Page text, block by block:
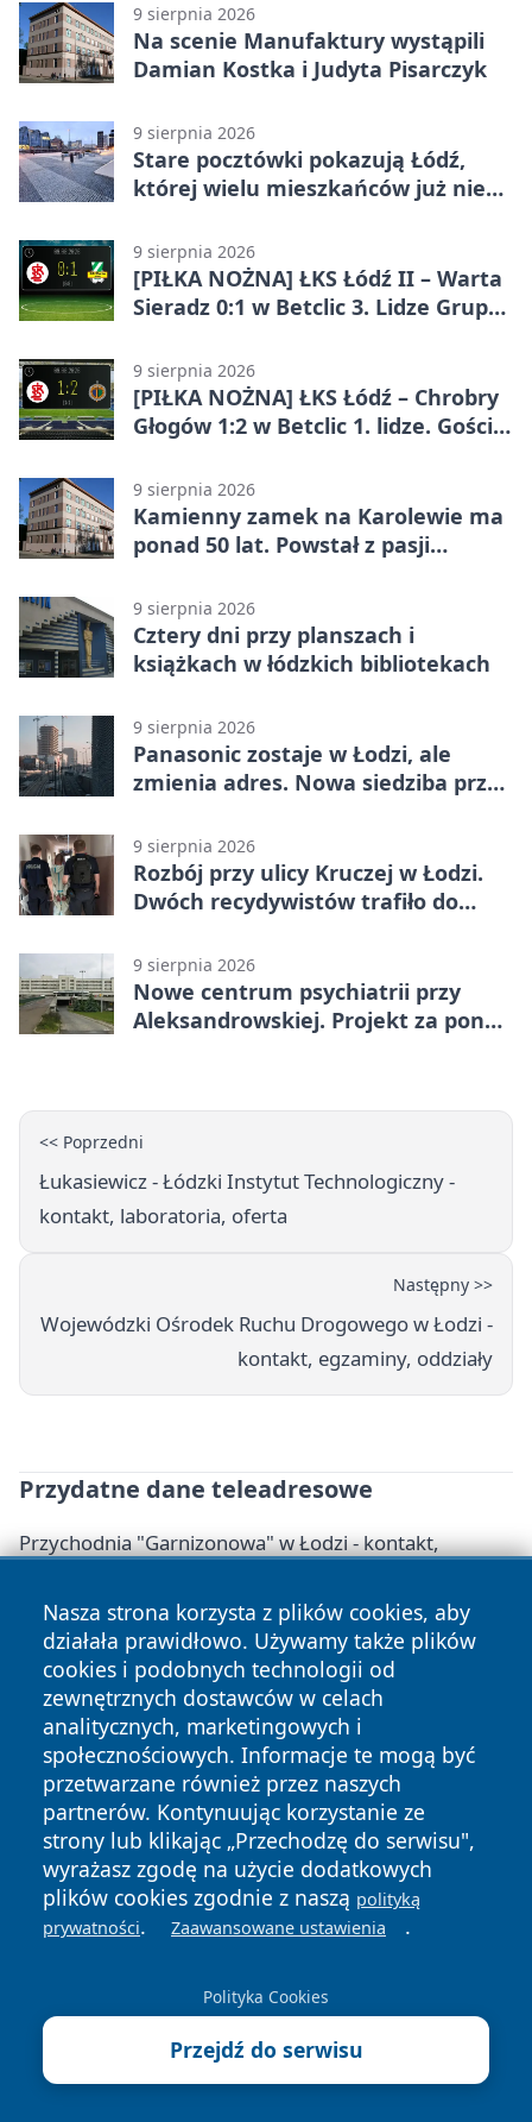
9 sierpnia 2026
Na scenie Manufaktury wystąpili
Damian Kostka i Judyta Pisarczyk
9 sierpnia 2026
Stare pocztówki pokazują Łódź,
której wielu mieszkańców już nie
9 sierpnia 2026
[PIŁKA NOŻNA] ŁKS Łódź II – Warta
Sieradz 0:1 w Betclic 3. Lidze Grupa
9 sierpnia 2026
[PIŁKA NOŻNA] ŁKS Łódź – Chrobry
Głogów 1:2 w Betclic 1. lidze. Goście
9 sierpnia 2026
Kamienny zamek na Karolewie ma
ponad 50 lat. Powstał z pasji
9 sierpnia 2026
Cztery dni przy planszach i
książkach w łódzkich bibliotekach
9 sierpnia 2026
Panasonic zostaje w Łodzi, ale
zmienia adres. Nowa siedziba przy
9 sierpnia 2026
Rozbój przy ulicy Kruczej w Łodzi.
Dwóch recydywistów trafiło do
9 sierpnia 2026
Nowe centrum psychiatrii przy
Aleksandrowskiej. Projekt za ponad
<< Poprzedni
Łukasiewicz - Łódzki Instytut Technologiczny -
kontakt, laboratoria, oferta
Następny >>
Wojewódzki Ośrodek Ruchu Drogowego w Łodzi -
kontakt, egzaminy, oddziały
Przydatne dane teleadresowe
Przychodnia "Garnizonowa" w Łodzi - kontakt,
Miejska Galeria Sztuki w Łodzi - bilety, godziny i
lokalizacje
Powiatowy Inspektorat Nadzoru Budowlanego w
Łodzi - kontakt, godziny, zgłoszenia
Centralne Muzeum Włókiennictwa w Łodzi - bilety,
godziny, kontakt
Delegatura UKE w Łodzi - kontakt, adres i dojazd
Parafia NMP Łaskawej w Łodzi - msze, kancelaria,
sakramenty
Zareklamuj się na
informacjelodzkie.pl!
Nasza strona korzysta z plików cookies, aby
działała prawidłowo. Używamy także plików
cookies i podobnych technologii od
zewnętrznych dostawców w celach
analitycznych, marketingowych i
społecznościowych. Informacje te mogą być
przetwarzane również przez naszych
partnerów. Kontynuując korzystanie ze
strony lub klikając „Przechodzę do serwisu",
wyrażasz zgodę na użycie dodatkowych
plików cookies zgodnie z naszą polityką
prywatności. Zaawansowane ustawienia .
Polityka Cookies
Przejdź do serwisu